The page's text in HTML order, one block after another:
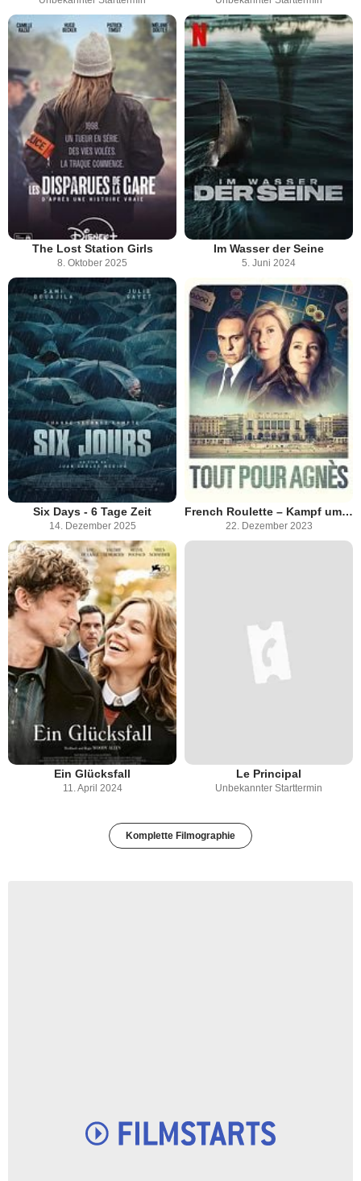
The Lost Station Girls
8. Oktober 2025
Im Wasser der Seine
5. Juni 2024
Six Days - 6 Tage Zeit
14. Dezember 2025
French Roulette – Kampf um Agnès
22. Dezember 2023
Ein Glücksfall
11. April 2024
Le Principal
Unbekannter Starttermin
Komplette Filmographie